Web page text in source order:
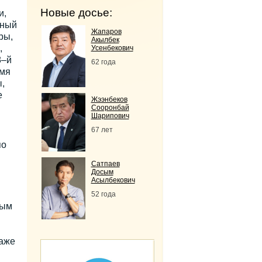
Новые досье:
Жапаров
Акылбек
Усенбекович
62 года
Жээнбеков
Сооронбай
Шарипович
67 лет
Сатпаев
Досым
Асылбекович
52 года